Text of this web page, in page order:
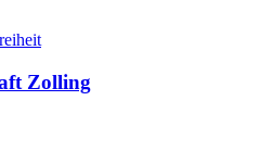
Zolling